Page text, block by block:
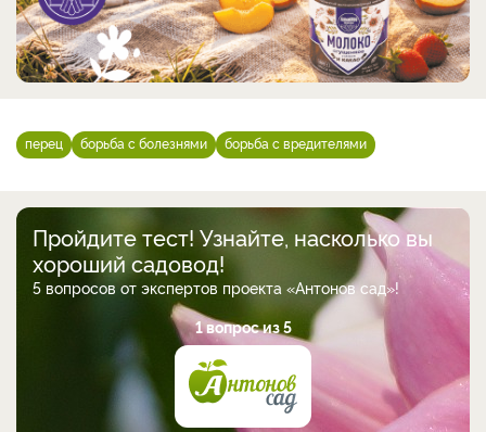
перец борьба с болезнями борьба с вредителями
Пройдите тест! Узнайте, насколько вы
хороший садовод!
5 вопросов от экспертов проекта «Антонов сад»!
1 вопрос из 5